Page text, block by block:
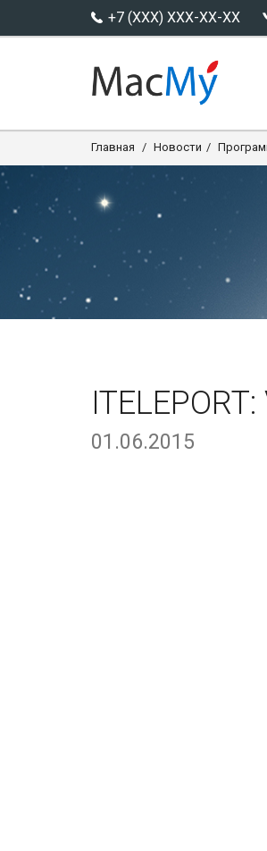
+7 (XXX) XXX-XX-XX
Главная Новости
01.06.2015